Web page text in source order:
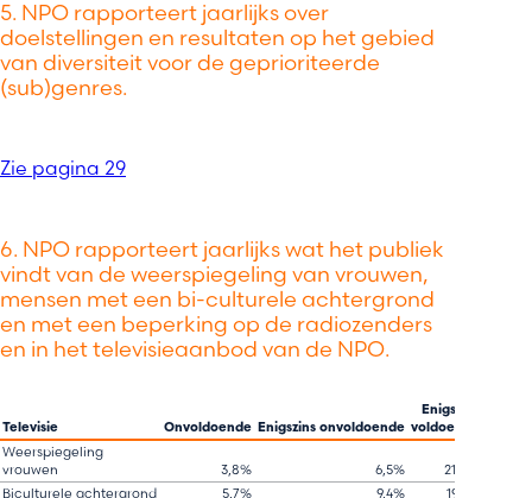
5. NPO rapporteert jaarlijks over
doelstellingen en resultaten op het gebied
van diversiteit voor de geprioriteerde
(sub)genres.
Zie pagina 29
6. NPO rapporteert jaarlijks wat het publiek
vindt van de weerspiegeling van vrouwen,
mensen met een bi-culturele achtergrond
en met een beperking op de radiozenders
en in het televisieaanbod van de NPO.
Televisie​​ Onvoldoende​​ Enigszins onvoldoende​​
Enigszins
voldoende​​
Weerspiegeling
vrouwen​​
3,8%​ 6,5%​ 21,0%​
Biculturele achtergrond​​
5,7%​ 9,4%​ 19,5%​